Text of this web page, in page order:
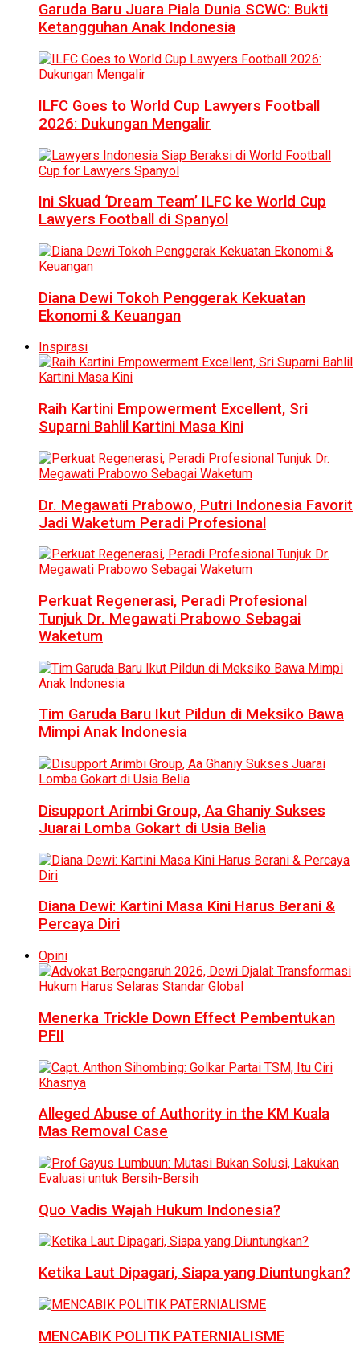
Garuda Baru Juara Piala Dunia SCWC: Bukti
Ketangguhan Anak Indonesia
ILFC Goes to World Cup Lawyers Football
2026: Dukungan Mengalir
Ini Skuad ‘Dream Team’ ILFC ke World Cup
Lawyers Football di Spanyol
Diana Dewi Tokoh Penggerak Kekuatan
Ekonomi & Keuangan
Inspirasi
Raih Kartini Empowerment Excellent, Sri
Suparni Bahlil Kartini Masa Kini
Dr. Megawati Prabowo, Putri Indonesia Favorit
Jadi Waketum Peradi Profesional
Perkuat Regenerasi, Peradi Profesional
Tunjuk Dr. Megawati Prabowo Sebagai
Waketum
Tim Garuda Baru Ikut Pildun di Meksiko Bawa
Mimpi Anak Indonesia
Disupport Arimbi Group, Aa Ghaniy Sukses
Juarai Lomba Gokart di Usia Belia
Diana Dewi: Kartini Masa Kini Harus Berani &
Percaya Diri
Opini
Menerka Trickle Down Effect Pembentukan
PFII
Alleged Abuse of Authority in the KM Kuala
Mas Removal Case
Quo Vadis Wajah Hukum Indonesia?
Ketika Laut Dipagari, Siapa yang Diuntungkan?
MENCABIK POLITIK PATERNIALISME